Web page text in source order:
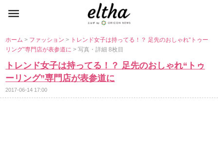
ホーム> ファッション> トレンド女子は持ってる！？ 足先のおしゃれ“トゥー
リング”専門店が表参道に> 写真・詳細 8枚目
トレンド女子は持ってる！？ 足先のおしゃれ“トゥ
ーリング”専門店が表参道に
2017-06-14 17:00